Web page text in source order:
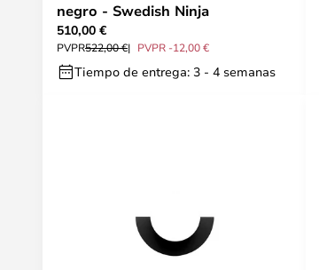
negro - Swedish Ninja
510,00 €
PVPR522,00 € PVPR -12,00 €
Tiempo de entrega: 3 - 4 semanas